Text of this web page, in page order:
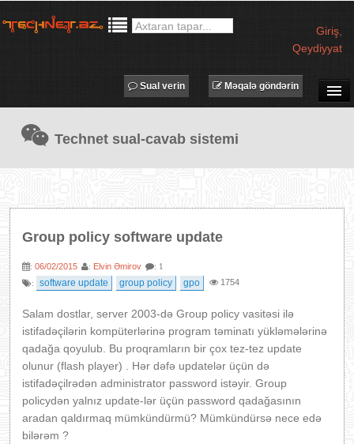
Giriş
Qeydiyyat
TECHNET TV
MƏQALƏLƏR
PROQRAMLAR
XƏBƏRLƏR
Məqalə göndərin
Sual verin
Technet sual-cavab sistemi
Group policy software update
: 06/02/2015 : Elvin Əmirov
: 1
:
software update group policy gpo 1754
Salam dostlar, server 2003-də Group policy vasitəsi ilə
istifadəçilərin kompüterlərinə program təminatı yükləmələrinə
qadağa qoyulub. Bu proqramların bir çox tez-tez update
olunur (flash player) . Hər dəfə updatelər üçün də
istifadəçilrədən administrator password istəyir. Group
policydən yalnız update-lər üçün password qadağasının
aradan qaldırmaq mümkündürmü? Mümkündürsə nece edə
bilərəm ?